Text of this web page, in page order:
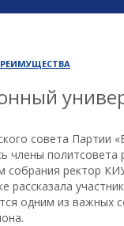
совета Партии
члены политсовета
собрания ректор
рассказала
одним из важных